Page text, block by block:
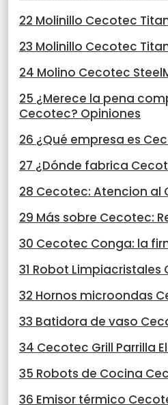
22 Molinillo Cecotec
23 Molinillo Cecotec
24 Molino Cecotec
25 ¿Merece la pena
Cecotec? Opiniones
26 ¿Qué empresa es
27 ¿Dónde fabrica
28 Cecotec: Atencion al
29 Más sobre Cecotec:
30 Cecotec Conga: la
31 Robot Limpiacristales
32 Hornos microondas
33 Batidora de vaso
34 Cecotec Grill Parrilla
35 Robots de Cocina
36 Emisor térmico